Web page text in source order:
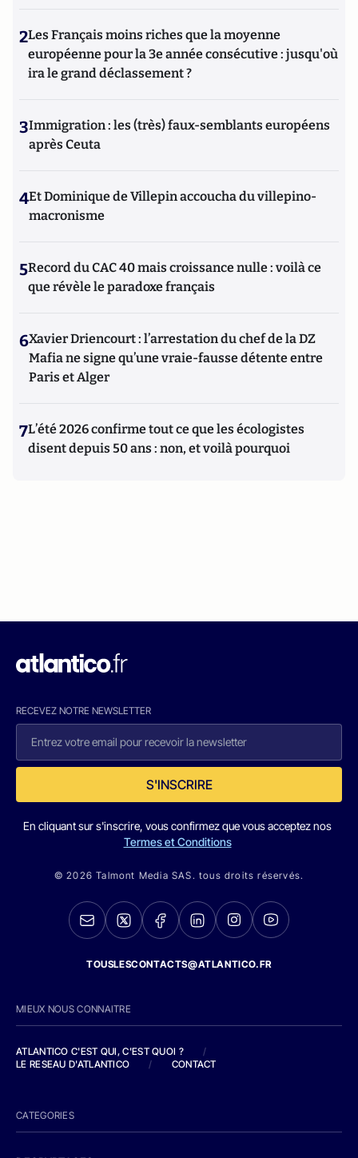
2Les Français moins riches que la moyenne
européenne pour la 3e année consécutive : jusqu'où
ira le grand déclassement ?
3Immigration : les (très) faux-semblants européens
après Ceuta
4Et Dominique de Villepin accoucha du villepino-
macronisme
5Record du CAC 40 mais croissance nulle : voilà ce
que révèle le paradoxe français
6Xavier Driencourt : l’arrestation du chef de la DZ
Mafia ne signe qu’une vraie-fausse détente entre
Paris et Alger
7L’été 2026 confirme tout ce que les écologistes
disent depuis 50 ans : non, et voilà pourquoi
RECEVEZ NOTRE NEWSLETTER
S'INSCRIRE
En cliquant sur s'inscrire, vous confirmez que vous acceptez nos
Termes et Conditions
© 2026 Talmont Media SAS. tous droits réservés.
TOUSLESCONTACTS@ATLANTICO.FR
MIEUX NOUS CONNAITRE
ATLANTICO C'EST QUI, C'EST QUOI ?
/
LE RESEAU D'ATLANTICO
/ CONTACT
CATEGORIES